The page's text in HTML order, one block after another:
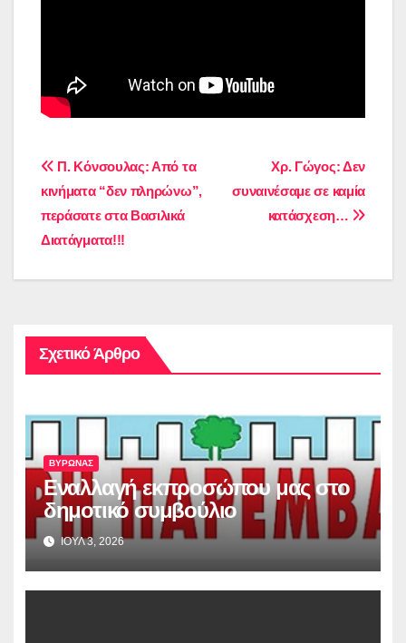
Πλοήγηση
άρθρων
Χρ. Γώγος: Δεν
συναινέσαμε σε καμία
κατάσχεση…
Π. Κόνσουλας: Από τα
κινήματα “δεν πληρώνω”,
περάσατε στα Βασιλικά
Διατάγματα!!!
Σχετικό Άρθρο
ΒΥΡΩΝΑΣ
Εναλλαγή εκπροσώπου μας στο
δημοτικό συμβούλιο
ΙΟΥΛ 3, 2026